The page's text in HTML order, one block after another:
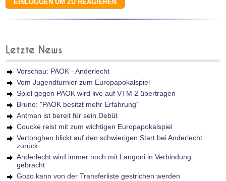
Letzte News
Vorschau: PAOK - Anderlecht
Vom Jugendturnier zum Europapokalspiel
Spiel gegen PAOK wird live auf VTM 2 übertragen
Bruno: "PAOK besitzt mehr Erfahrung"
Antman ist bereit für sein Debüt
Coucke reist mit zum wichtigen Europapokalspiel
Vertonghen blickt auf den schwierigen Start bei Anderlecht
zurück
Anderlecht wird immer noch mit Langoni in Verbindung
gebracht
Gozo kann von der Transferliste gestrichen werden